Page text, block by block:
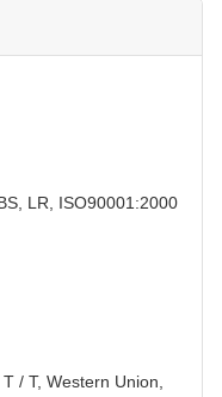
LR, ISO90001:2000
/ T, Western Union,